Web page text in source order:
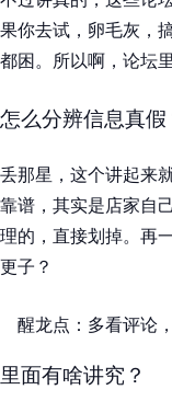
果你去试，卵毛灰，
都困。所以啊，论坛
怎么分辨信息真假
丢那星，这个讲起来
靠谱，其实是店家自
理的，直接划掉。再
更子？
醒龙点：多看评论
里面有啥讲究？